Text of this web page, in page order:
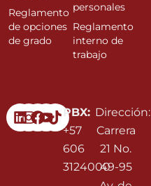
Linkedin
Instagram
Facebook
Youtube
PBX:
+57
606
3124000
Dirección:
Carrera
21 No.
49-95
Reglamento
de opciones
de grado
personales
Reglamento
interno de
trabajo